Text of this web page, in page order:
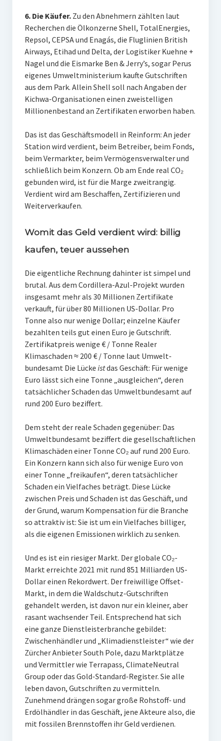
6. Die Käufer.Zu den Abnehmern zählten laut
Recherchen die Ölkonzerne Shell, TotalEnergies,
Repsol, CEPSA und Enagás, die Fluglinien British
Airways, Etihad und Delta, der Logistiker Kuehne +
Nagel und die Eismarke Ben & Jerry’s, sogar Perus
eigenes Umweltministerium kaufte Gutschriften
aus dem Park. Allein Shell soll nach Angaben der
Kichwa-Organisationen einen zweistelligen
Millionenbestand an Zertifikaten erworben haben.
Das ist das Geschäftsmodell in Reinform: An jeder
Station wird verdient, beim Betreiber, beim Fonds,
beim Vermarkter, beim Vermögensverwalter und
schließlich beim Konzern. Ob am Ende real CO₂
gebunden wird, ist für die Marge zweitrangig.
Verdient wird am Beschaffen, Zertifizieren und
Weiterverkaufen.
Womit das Geld verdient wird: billig
kaufen, teuer aussehen
Die eigentliche Rechnung dahinter ist simpel und
brutal. Aus dem Cordillera-Azul-Projekt wurden
insgesamt mehr als 30 Millionen Zertifikate
verkauft, für über 80 Millionen US-Dollar. Pro
Tonne also nur wenige Dollar; einzelne Käufer
bezahlten teils gut einen Euro je Gutschrift.
Zertifikatpreis wenige € / Tonne Realer
Klimaschaden ≈ 200 € / Tonne laut Umwelt-
bundesamt Die Lücke istdas Geschäft: Für wenige
Euro lässt sich eine Tonne „ausgleichen“, deren
tatsächlicher Schaden das Umweltbundesamt auf
rund 200 Euro beziffert.
Dem steht der reale Schaden gegenüber: Das
Umweltbundesamt beziffert die gesellschaftlichen
Klimaschäden einer Tonne CO₂ auf rund 200 Euro.
Ein Konzern kann sich also für wenige Euro von
einer Tonne „freikaufen“, deren tatsächlicher
Schaden ein Vielfaches beträgt. Diese Lücke
zwischen Preis und Schaden ist das Geschäft, und
der Grund, warum Kompensation für die Branche
so attraktiv ist: Sie ist um ein Vielfaches billiger,
als die eigenen Emissionen wirklich zu senken.
Und es ist ein riesiger Markt. Der globale CO₂-
Markt erreichte 2021 mit rund 851 Milliarden US-
Dollar einen Rekordwert. Der freiwillige Offset-
Markt, in dem die Waldschutz-Gutschriften
gehandelt werden, ist davon nur ein kleiner, aber
rasant wachsender Teil. Entsprechend hat sich
eine ganze Dienstleisterbranche gebildet:
Zwischenhändler und „Klimadienstleister“ wie der
Zürcher Anbieter South Pole, dazu Marktplätze
und Vermittler wie Terrapass, ClimateNeutral
Group oder das Gold-Standard-Register. Sie alle
leben davon, Gutschriften zu vermitteln.
Zunehmend drängen sogar große Rohstoff- und
Erdölhändler in das Geschäft, jene Akteure also, die
mit fossilen Brennstoffen ihr Geld verdienen.